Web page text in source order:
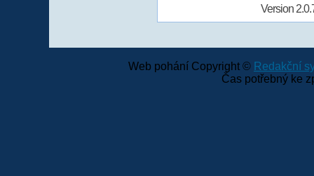
Version
Web pohání Copyright © Redakční
Čas potřebný ke